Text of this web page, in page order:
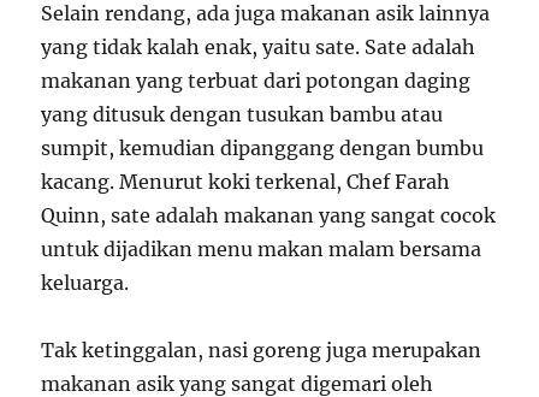
Selain rendang, ada juga makanan asik lainnya
yang tidak kalah enak, yaitu sate. Sate adalah
makanan yang terbuat dari potongan daging
yang ditusuk dengan tusukan bambu atau
sumpit, kemudian dipanggang dengan bumbu
kacang. Menurut koki terkenal, Chef Farah
Quinn, sate adalah makanan yang sangat cocok
untuk dijadikan menu makan malam bersama
keluarga.
Tak ketinggalan, nasi goreng juga merupakan
makanan asik yang sangat digemari oleh